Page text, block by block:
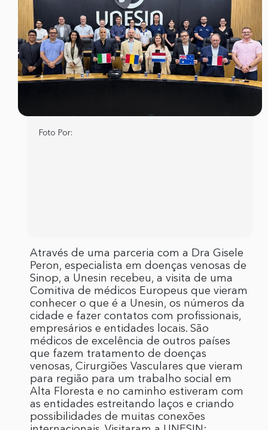
Foto Por:
Através de uma parceria com a Dra Gisele
Peron, especialista em doenças venosas de
Sinop, a Unesin recebeu, a visita de uma
Comitiva de médicos Europeus que vieram
conhecer o que é a Unesin, os números da
cidade e fazer contatos com profissionais,
empresários e entidades locais. São
médicos de excelência de outros países
que fazem tratamento de doenças
venosas, Cirurgiões Vasculares que vieram
para região para um trabalho social em
Alta Floresta e no caminho estiveram com
as entidades estreitando laços e criando
possibilidades de muitas conexões